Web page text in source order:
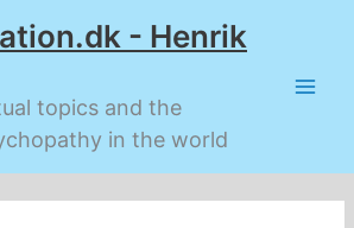
- Henrik
topics and the
in the world